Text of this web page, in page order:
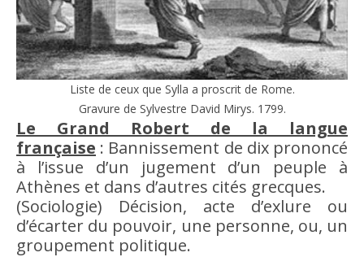
Liste de ceux que Sylla a proscrit de Rome.
Gravure de Sylvestre David Mirys. 1799.
Le Grand Robert de la langue
française : Bannissement de dix prononcé
à l’issue d’un jugement d’un peuple à
Athènes et dans d’autres cités grecques.
(Sociologie) Décision, acte d’exlure ou
d’écarter du pouvoir, une personne, ou, un
groupement politique.